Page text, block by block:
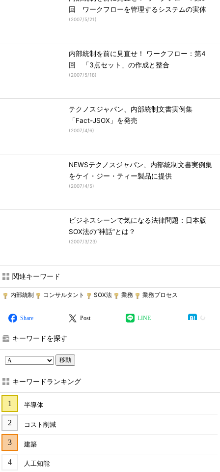
回 ワークフローを管理するシステムの実体
(2007/5/21)
内部統制を前に見直せ！ ワークフロー：第4
回 「3点セット」の作成と整合
(2007/5/18)
テクノスジャパン、内部統制文書実例集
「Fact-JSOX」を発売
(2007/4/6)
NEWSテクノスジャパン、内部統制文書実例集
をケイ・ジー・ティー製品に提供
(2007/4/5)
ビジネスシーンで気になる法律問題：日本版
SOX法の“神話”とは？
(2007/3/23)
関連キーワード
内部統制 コンサルタント SOX法 業務 業務プロセス
Share Post LINE
キーワードを探す
移動
キーワードランキング
半導体
コスト削減
建築
人工知能